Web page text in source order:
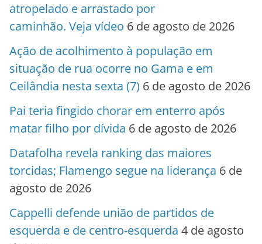
atropelado e arrastado por
caminhão. Veja vídeo 6 de agosto de 2026
Ação de acolhimento à população em
situação de rua ocorre no Gama e em
Ceilândia nesta sexta (7) 6 de agosto de 2026
Pai teria fingido chorar em enterro após
matar filho por dívida 6 de agosto de 2026
Datafolha revela ranking das maiores
torcidas; Flamengo segue na liderança 6 de
agosto de 2026
Cappelli defende união de partidos de
esquerda e de centro-esquerda 4 de agosto